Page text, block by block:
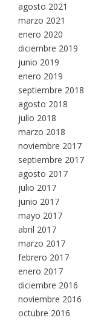
agosto 2021
marzo 2021
enero 2020
diciembre 2019
junio 2019
enero 2019
septiembre 2018
agosto 2018
julio 2018
marzo 2018
noviembre 2017
septiembre 2017
agosto 2017
julio 2017
junio 2017
mayo 2017
abril 2017
marzo 2017
febrero 2017
enero 2017
diciembre 2016
noviembre 2016
octubre 2016